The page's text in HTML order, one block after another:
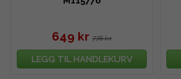
649 kr 778 kr
LEGG TIL HANDLEKURV